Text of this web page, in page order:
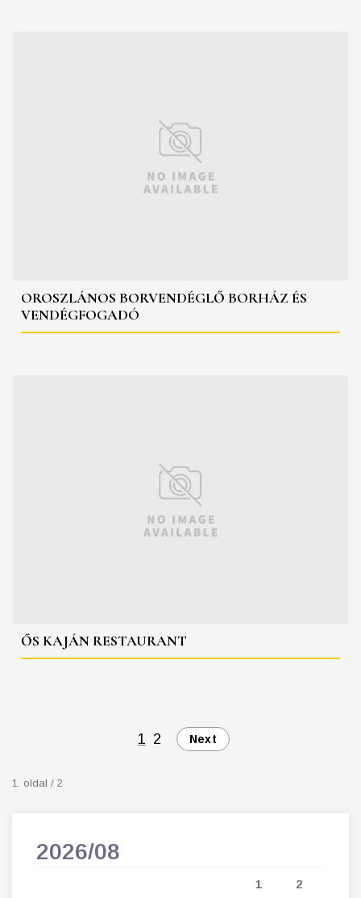
OROSZLÁNOS BORVENDÉGLŐ BORHÁZ ÉS
VENDÉGFOGADÓ
ŐS KAJÁN RESTAURANT
1 2 Next
1. oldal / 2
2026/08
1 2